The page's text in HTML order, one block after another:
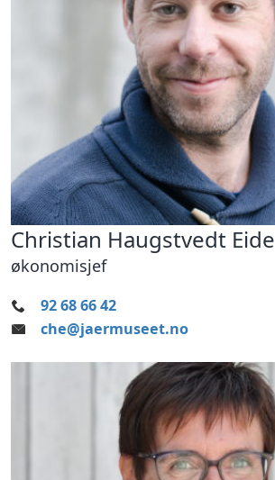
Christian Haugstvedt Eide
økonomisjef
92 68 66 42
che@jaermuseet.no